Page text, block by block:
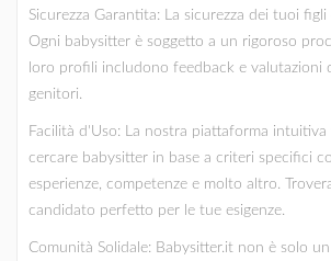
Sicurezza Garantita: La sicurezza dei tuoi
Ogni babysitter è soggetto a un rigoroso
loro profili includono feedback e valutazioni
genitori.
Facilità d'Uso: La nostra piattaforma
cercare babysitter in base a criteri specifici
esperienze, competenze e molto altro.
candidato perfetto per le tue esigenze.
Comunità Solidale: Babysitter.it non è solo